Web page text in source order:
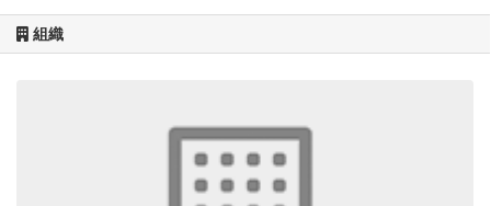
組織